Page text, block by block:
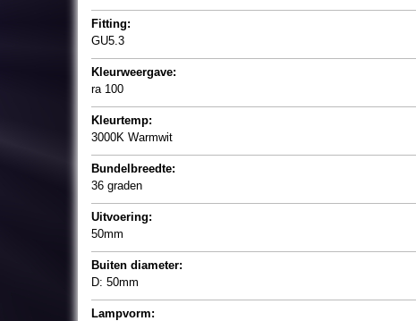
Fitting:
GU5.3
Kleurweergave:
ra 100
Kleurtemp:
3000K Warmwit
Bundelbreedte:
36 graden
Uitvoering:
50mm
Buiten diameter:
D: 50mm
Lampvorm: